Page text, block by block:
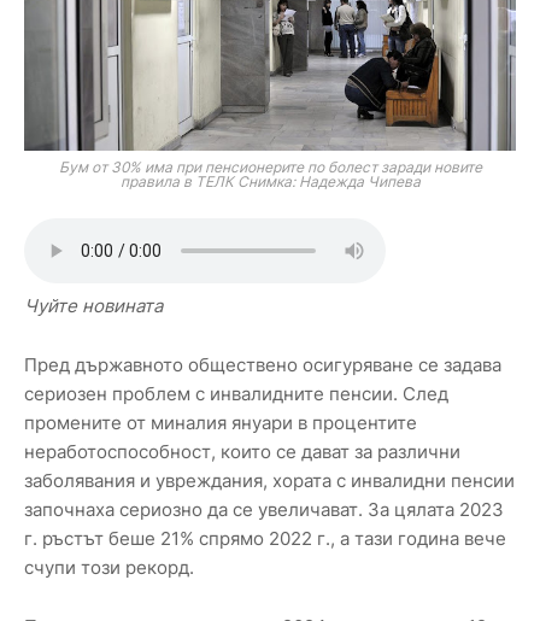
Бум от 30% има при пенсионерите по болест заради новите
правила в ТЕЛК Снимка: Надежда Чипева
Чуйте новината
Пред държавното обществено осигуряване се задава
сериозен проблем с инвалидните пенсии. След
промените от миналия януари в процентите
неработоспособност, които се дават за различни
заболявания и увреждания, хората с инвалидни пенсии
започнаха сериозно да се увеличават. За цялата 2023
г. ръстът беше 21% спрямо 2022 г., а тази година вече
счупи този рекорд.